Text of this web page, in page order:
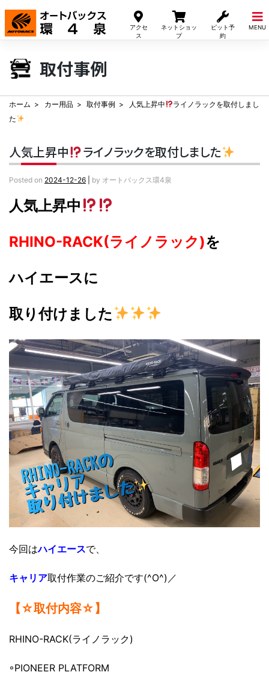
アクセ
ス
ネットショッ
プ
ピット予
約
MENU
Skip
content
取付事例
ホーム カー用品 取付事例 人気上昇中
ライノラックを取付しまし
た
人気上昇中 ライノラックを取付しました
Posted on 2024-12-26 by オートバックス環4泉
人気上昇中
RHINO-RACK(ライノラック)を
ハイエースに
取り付けました
今回はハイエースで、
キャリア取付作業のご紹介です(^O^)／
【☆取付内容☆】
RHINO-RACK(ライノラック)
◦PIONEER PLATFORM